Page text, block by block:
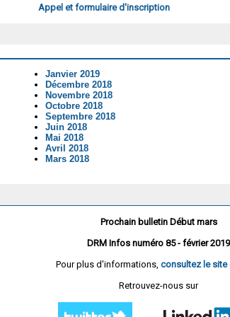
Appel et formulaire d'inscription
Janvier 2019
Décembre 2018
Novembre 2018
Octobre 2018
Septembre 2018
Juin 2018
Mai 2018
Avril 2018
Mars 2018
Prochain bulletin Début mars
DRM Infos numéro 85 - février 2019
Pour plus d'informations, consultez le site
Retrouvez-nous sur